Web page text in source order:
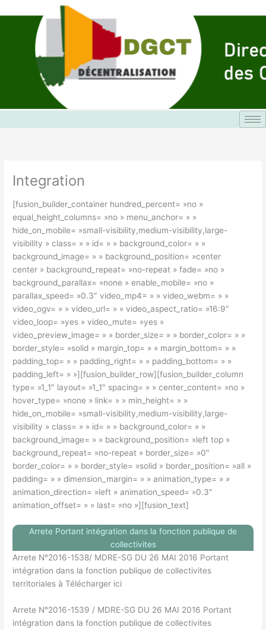
au
Integration
[fusion_builder_container hundred_percent= »no »
equal_height_columns= »no » menu_anchor= » »
hide_on_mobile= »small-visibility,medium-visibility,large-
visibility » class= » » id= » » background_color= » »
background_image= » » background_position= »center
center » background_repeat= »no-repeat » fade= »no »
background_parallax= »none » enable_mobile= »no »
parallax_speed= »0.3″ video_mp4= » » video_webm= » »
video_ogv= » » video_url= » » video_aspect_ratio= »16:9″
video_loop= »yes » video_mute= »yes »
video_preview_image= » » border_size= » » border_color= » »
border_style= »solid » margin_top= » » margin_bottom= » »
padding_top= » » padding_right= » » padding_bottom= » »
padding_left= » »][fusion_builder_row][fusion_builder_column
type= »1_1″ layout= »1_1″ spacing= » » center_content= »no »
hover_type= »none » link= » » min_height= » »
hide_on_mobile= »small-visibility,medium-visibility,large-
visibility » class= » » id= » » background_color= » »
background_image= » » background_position= »left top »
background_repeat= »no-repeat » border_size= »0″
border_color= » » border_style= »solid » border_position= »all »
padding= » » dimension_margin= » » animation_type= » »
animation_direction= »left » animation_speed= »0.3″
animation_offset= » » last= »no »][fusion_text]
Arrete Portant intégration dans la fonction publique de
collectivites
Arrete N°2016-1538/ MDRE-SG DU 26 MAI 2016 Portant
intégration dans la fonction publique de collectivites
territoriales à Télécharger ici
Arrete N°2016-1539 / MDRE-SG DU 26 MAI 2016 Portant
intégration dans la fonction publique de collectivites